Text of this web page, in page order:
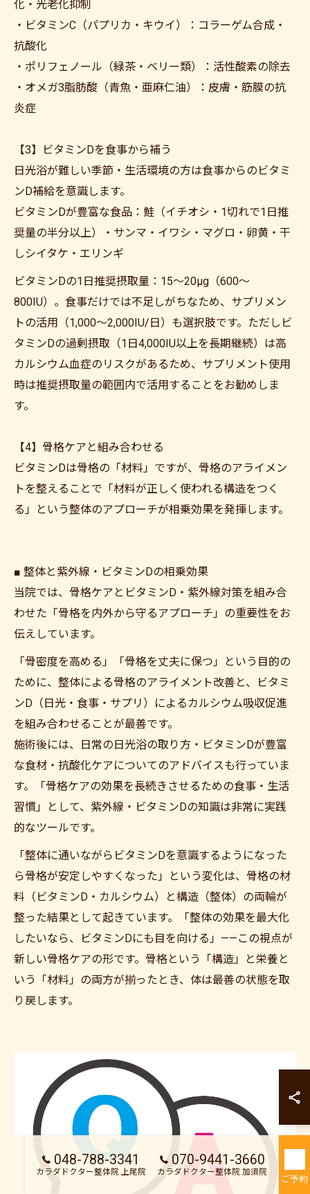
化・光老化抑制
・ビタミンC（パプリカ・キウイ）：コラーゲム合成・
抗酸化
・ポリフェノール（緑茶・ベリー類）：活性酸素の除去
・オメガ3脂肪酸（青魚・亜麻仁油）：皮膚・筋膜の抗
炎症
【3】ビタミンDを食事から補う
日光浴が難しい季節・生活環境の方は食事からのビタミ
ンD補給を意識します。
ビタミンDが豊富な食品：鮭（イチオシ・1切れで1日推
奨量の半分以上）・サンマ・イワシ・マグロ・卵黄・干
しシイタケ・エリンギ
ビタミンDの1日推奨摂取量：15〜20μg（600〜
800IU）。食事だけでは不足しがちなため、サプリメン
トの活用（1,000〜2,000IU/日）も選択肢です。ただしビ
タミンDの過剰摂取（1日4,000IU以上を長期継続）は高
カルシウム血症のリスクがあるため、サプリメント使用
時は推奨摂取量の範囲内で活用することをお勧めしま
す。
【4】骨格ケアと組み合わせる
ビタミンDは骨格の「材料」ですが、骨格のアライメン
トを整えることで「材料が正しく使われる構造をつく
る」という整体のアプローチが相乗効果を発揮します。
■ 整体と紫外線・ビタミンDの相乗効果
当院では、骨格ケアとビタミンD・紫外線対策を組み合
わせた「骨格を内外から守るアプローチ」の重要性をお
伝えしています。
「骨密度を高める」「骨格を丈夫に保つ」という目的の
ために、整体による骨格のアライメント改善と、ビタミ
ンD（日光・食事・サプリ）によるカルシウム吸収促進
を組み合わせることが最善です。
施術後には、日常の日光浴の取り方・ビタミンDが豊富
な食材・抗酸化ケアについてのアドバイスも行っていま
す。「骨格ケアの効果を長続きさせるための食事・生活
習慣」として、紫外線・ビタミンDの知識は非常に実践
的なツールです。
「整体に通いながらビタミンDを意識するようになった
ら骨格が安定しやすくなった」という変化は、骨格の材
料（ビタミンD・カルシウム）と構造（整体）の両輪が
整った結果として起きています。「整体の効果を最大化
したいなら、ビタミンDにも目を向ける」——この視点が
新しい骨格ケアの形です。骨格という「構造」と栄養と
いう「材料」の両方が揃ったとき、体は最善の状態を取
り戻します。
048-788-3341
カラダドクター整体院 上尾院
070-9441-3660
カラダドクター整体院 加須院
ご予約
カラダドクター
カラダドクター